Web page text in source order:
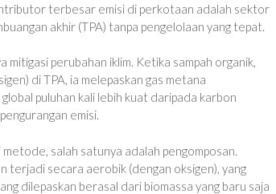
terbesar emisi di perkotaan adalah sektor
akhir (TPA) tanpa pengelolaan yang tepat.
mitigasi perubahan iklim. Ketika sampah organik,
di TPA, ia melepaskan gas metana
puluhan kali lebih kuat daripada karbon
emisi.
salah satunya adalah pengomposan.
terjadi secara aerobik (dengan oksigen), yang
dilepaskan berasal dari biomassa yang baru saja